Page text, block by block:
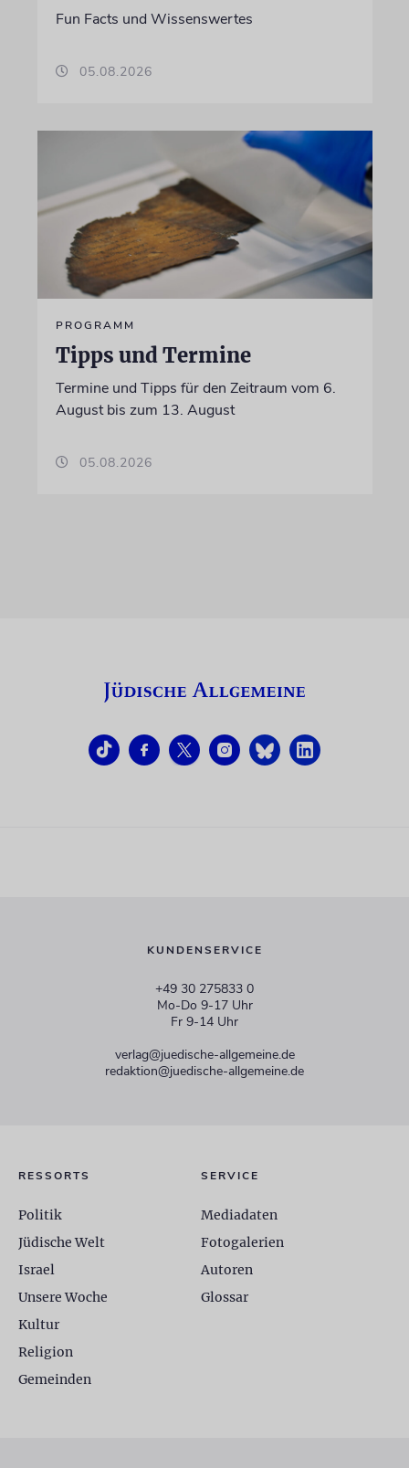
Fun Facts und Wissenswertes
05.08.2026
PROGRAMM
Tipps und Termine
Termine und Tipps für den Zeitraum vom 6.
August bis zum 13. August
05.08.2026
KUNDENSERVICE
+49 30 275833 0
Mo-Do 9-17 Uhr
Fr 9-14 Uhr
verlag@juedische-allgemeine.de
redaktion@juedische-allgemeine.de
RESSORTS
Politik
Jüdische Welt
Israel
Unsere Woche
Kultur
Religion
Gemeinden
SERVICE
Mediadaten
Fotogalerien
Autoren
Glossar